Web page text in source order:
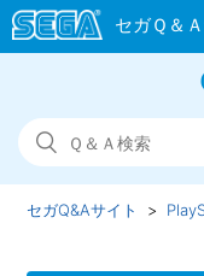
セガQ&Aサイト